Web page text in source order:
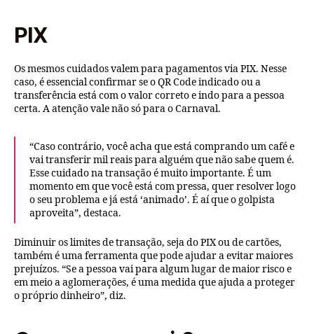
PIX
Os mesmos cuidados valem para pagamentos via PIX. Nesse
caso, é essencial confirmar se o QR Code indicado ou a
transferência está com o valor correto e indo para a pessoa
certa. A atenção vale não só para o Carnaval.
“Caso contrário, você acha que está comprando um café e
vai transferir mil reais para alguém que não sabe quem é.
Esse cuidado na transação é muito importante. É um
momento em que você está com pressa, quer resolver logo
o seu problema e já está ‘animado’. É aí que o golpista
aproveita”, destaca.
Diminuir os limites de transação, seja do PIX ou de cartões,
também é uma ferramenta que pode ajudar a evitar maiores
prejuízos. “Se a pessoa vai para algum lugar de maior risco e
em meio a aglomerações, é uma medida que ajuda a proteger
o próprio dinheiro”, diz.